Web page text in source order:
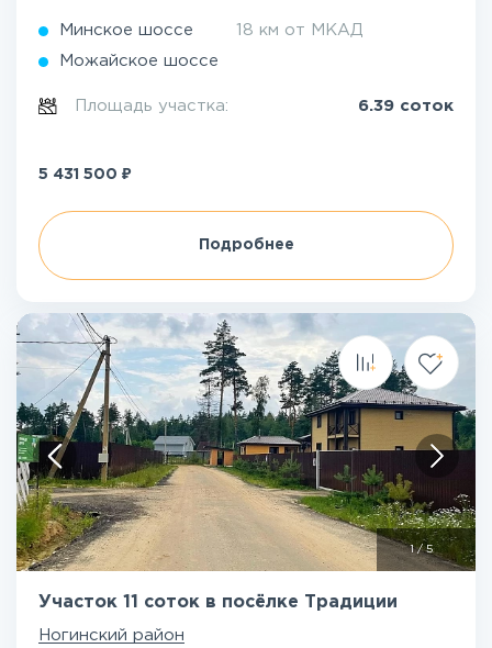
Минское шоссе 18 км от МКАД
Можайское шоссе
Площадь участка: 6.39 соток
5 431 500 ₽
Подробнее
1/5
Участок 11 соток в посёлке Традиции
Ногинский район